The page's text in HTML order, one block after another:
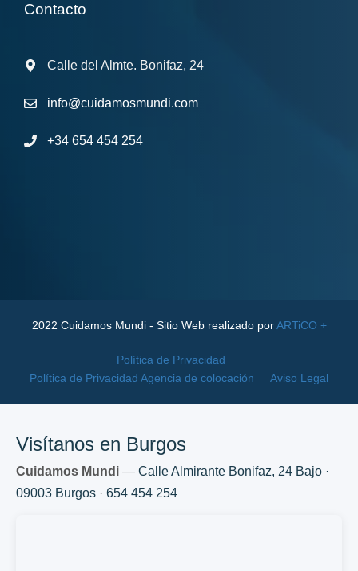
Contacto
Calle del Almte. Bonifaz, 24
info@cuidamosmundi.com
+34 654 454 254
2022 Cuidamos Mundi - Sitio Web realizado porARTiCO +
Política de Privacidad
Política de Privacidad Agencia de colocación
Aviso Legal
Visítanos en Burgos
Cuidamos Mundi — Calle Almirante Bonifaz, 24 Bajo ·
09003 Burgos · 654 454 254